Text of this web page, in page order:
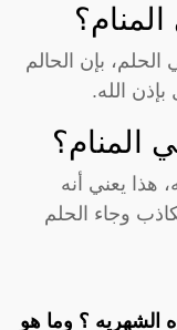
بإن الحالم
الله.
المنام؟
هذا يعني أنه
وجاء الحلم
الشهريه ؟ وما هو